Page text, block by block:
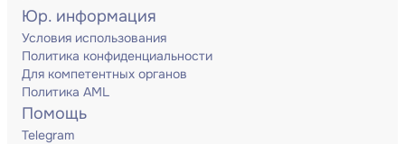
Юр. информация
Условия использования
Политика конфиденциальности
Для компетентных органов
Политика AML
Помощь
Telegram